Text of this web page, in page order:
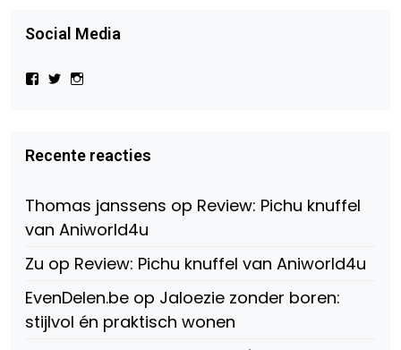
Social Media
Bekijk
Beauty-
147775071915783/?
Facebook
Bekijk
op
Twitter
op
Instagram
Recente reacties
Thomas janssens op Review: Pichu knuffel
van Aniworld4u
Zu op Review: Pichu knuffel van Aniworld4u
EvenDelen.be op Jaloezie zonder boren:
stijlvol én praktisch wonen